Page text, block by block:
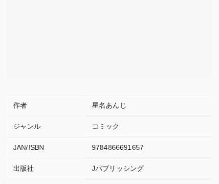
作者 星名あんじ
ジャンル コミック
JAN/ISBN 9784866691657
出版社 Jパブリッシング